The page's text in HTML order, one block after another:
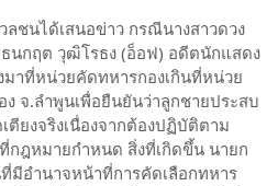
ลชนได้เสนอข่าว กรณีนางสาวดวง
นกฤต วุฒิโรธง (อ็อฟ) อดีตนักแสดง
าที่หน่วยคัดทหารกองเกินที่หน่วย
ง จ.ลำพูนเพื่อยืนยันว่าลูกชายประสบ
ยงจริงเนื่องจากต้องปฏิบัติตาม
กฎหมายกำหนด สิ่งที่เกิดขึ้น นายก
มีอำนาจหน้าที่การคัดเลือกทหาร